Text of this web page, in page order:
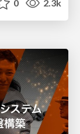
0 2.3k